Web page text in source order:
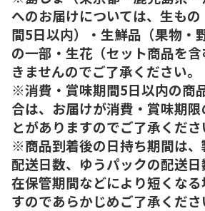
へのお届けについては、生も
間5日以内）・生鮮品（果物・
の一部・生花（セット商品を
きませんのでご了承ください。
※消費・賞味期間5日以内の商
合は、お届けが消費・賞味期
とがありますのでご了承くださ
※商品到着後の日持ち期間は、
配送日数、ゆうパックの配送
在保管期間などにより短くな
すのであらかじめご了承くださ